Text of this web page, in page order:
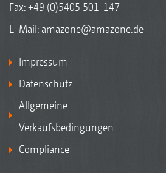
Fax: +49 (0)5405 501-147
E-Mail: amazone@amazone.de
Impressum
Datenschutz
Allgemeine
Verkaufsbedingungen
Compliance